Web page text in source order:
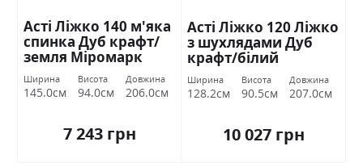
Асті Ліжко 140 м'яка
спинка Дуб крафт/
земля Міромарк
Ширина
145.0см
Висота
94.0см
Довжина
206.0см
7 243 грн
Асті Ліжко 120 Ліжко
з шухлядами Дуб
крафт/білий
глянець Міромарк
Ширина
128.2см
Висота
90.5см
Довжина
207.0см
10 027 грн